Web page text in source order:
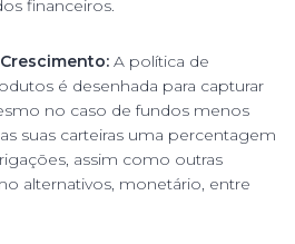
financeiros.
A política de
é desenhada para capturar
no caso de fundos menos
suas carteiras uma percentagem
assim como outras
alternativos, monetário, entre